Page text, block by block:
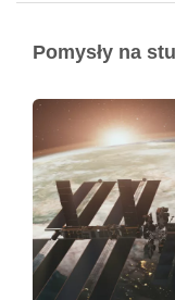
Pomysły na